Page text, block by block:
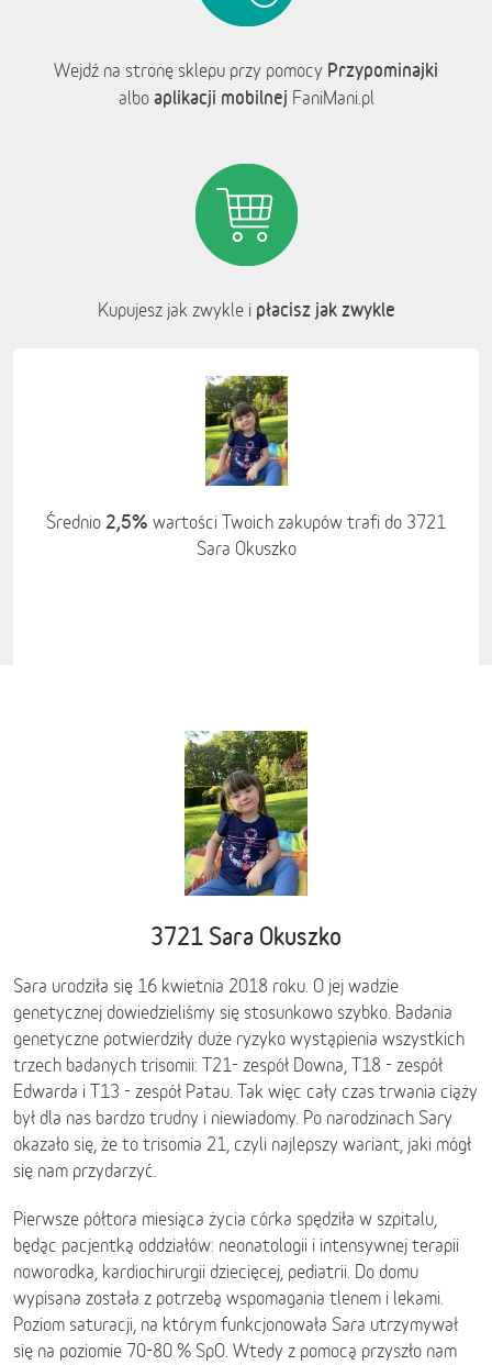
Wejdź na stronę sklepu przy pomocy Przypominajki
albo aplikacji mobilnej FaniMani.pl
Kupujesz jak zwykle i płacisz jak zwykle
Średnio 2,5% wartości Twoich zakupów trafi do 3721
Sara Okuszko
3721 Sara Okuszko
Sara urodziła się 16 kwietnia 2018 roku. O jej wadzie
genetycznej dowiedzieliśmy się stosunkowo szybko. Badania
genetyczne potwierdziły duże ryzyko wystąpienia wszystkich
trzech badanych trisomii: T21- zespół Downa, T18 - zespół
Edwarda i T13 - zespół Patau. Tak więc cały czas trwania ciąży
był dla nas bardzo trudny i niewiadomy. Po narodzinach Sary
okazało się, że to trisomia 21, czyli najlepszy wariant, jaki mógł
się nam przydarzyć.
Pierwsze półtora miesiąca życia córka spędziła w szpitalu,
będąc pacjentką oddziałów: neonatologii i intensywnej terapii
noworodka, kardiochirurgii dziecięcej, pediatrii. Do domu
wypisana została z potrzebą wspomagania tlenem i lekami.
Poziom saturacji, na którym funkcjonowała Sara utrzymywał
się na poziomie 70-80 % SpO. Wtedy z pomocą przyszło nam